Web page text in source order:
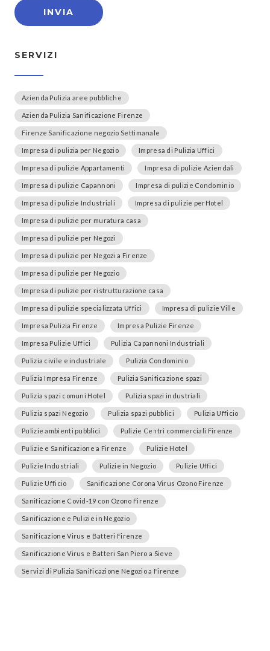
SERVIZI
Azienda Pulizia aree pubbliche
Azienda Pulizia Sanificazione Firenze
Firenze Sanificazione negozio Settimanale
Impresa di pulizia per Negozio Impresa di Pulizia Uffici
Impresa di pulizie Appartamenti Impresa di pulizie Aziendali
Impresa di pulizie Capannoni Impresa di pulizie Condominio
Impresa di pulizie Industriali Impresa di pulizie perHotel
Impresa di pulizie per muratura casa
Impresa di pulizie per Negozi
Impresa di pulizie per Negozi a Firenze
Impresa di pulizie per Negozio
Impresa di pulizie per ristrutturazione casa
Impresa di pulizie specializzata Uffici Impresa di pulizie Ville
Impresa Pulizia Firenze Impresa Pulizie Firenze
Impresa Pulizie Uffici Pulizia Capannoni Industriali
Pulizia civile e industriale Pulizia Condominio
Pulizia Impresa Firenze Pulizia Sanificazione spazi
Pulizia spazi comuni Hotel Pulizia spazi industriali
Pulizia spazi Negozio Pulizia spazi pubblici Pulizia Ufficio
Pulizie ambienti pubblici Pulizie Centri commerciali Firenze
Pulizie e Sanificazione a Firenze Pulizie Hotel
Pulizie Industriali Pulizie in Negozio Pulizie Uffici
Pulizie Ufficio Sanificazione Corona Virus Ozono Firenze
Sanificazione Covid-19 con Ozono Firenze
Sanificazione e Pulizie in Negozio
Sanificazione Virus e Batteri Firenze
Sanificazione Virus e Batteri San Piero a Sieve
Servizi di Pulizia Sanificazione Negozio a Firenze